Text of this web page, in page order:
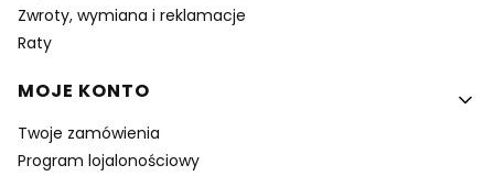
Zwroty, wymiana i reklamacje
Raty
MOJE KONTO
Twoje zamówienia
Program lojalonościowy